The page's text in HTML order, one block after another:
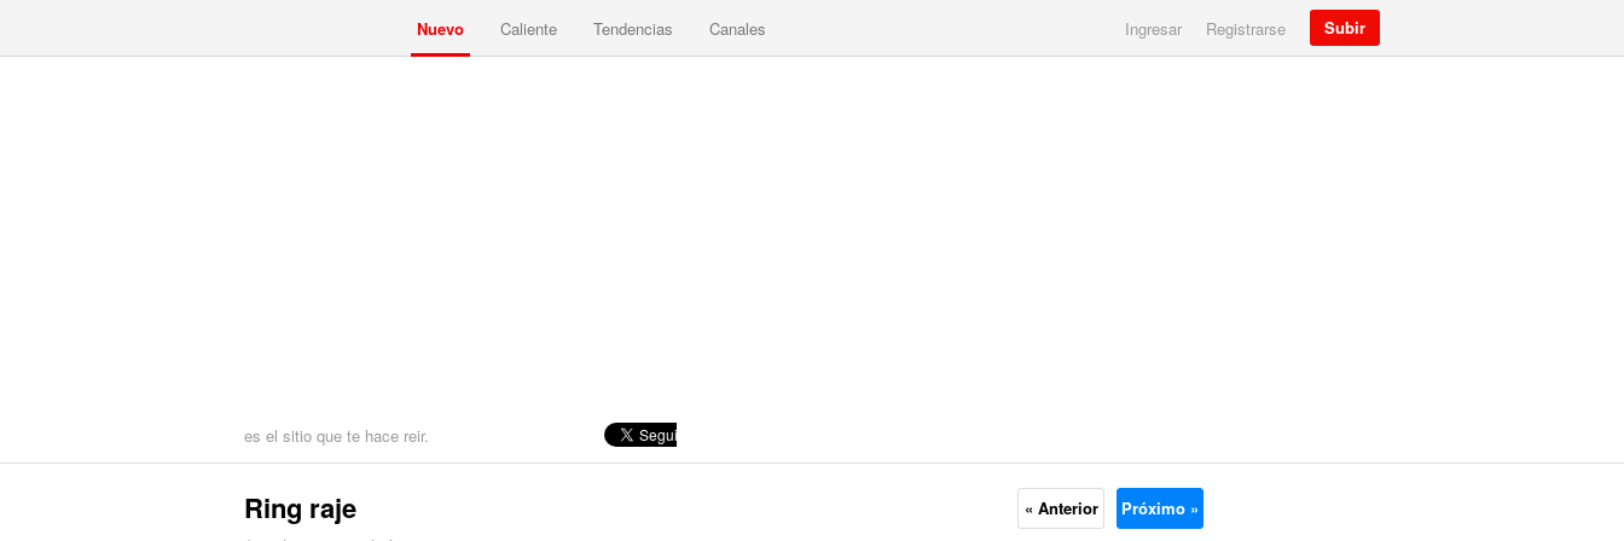
Nuevo Caliente Tendencias Canales Ingresar Registrarse Subir
es el sitio que te hace reir.
Ring raje « Anterior Próximo »